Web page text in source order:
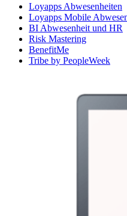
Loyapps Abwesenheiten
Loyapps Mobile
BI Abwesenheit und HR
Risk Mastering
BenefitMe
Tribe by PeopleWeek